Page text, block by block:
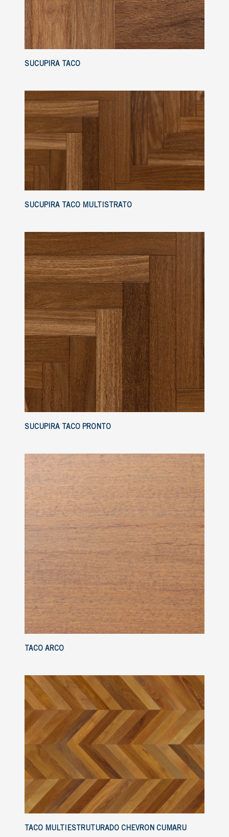
SUCUPIRA TACO
SUCUPIRA TACO MULTISTRATO
SUCUPIRA TACO PRONTO
TACO ARCO
TACO MULTIESTRUTURADO CHEVRON CUMARU